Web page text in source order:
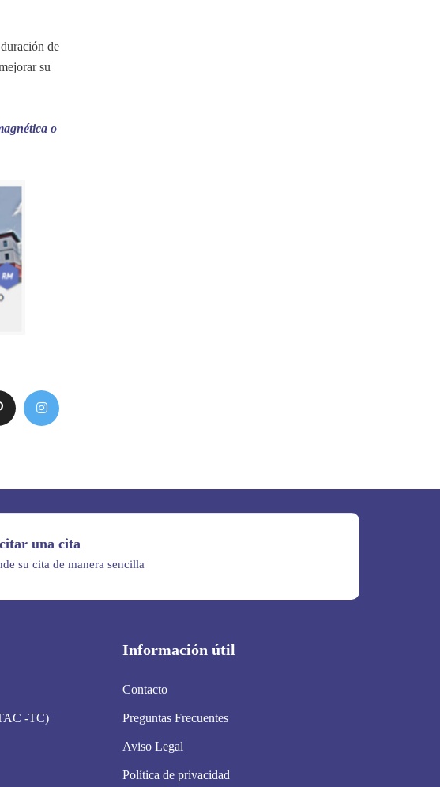
de
su
o
una cita
su cita de manera sencilla
-TC)
Información útil
Contacto
Preguntas Frecuentes
Aviso Legal
Política de privacidad